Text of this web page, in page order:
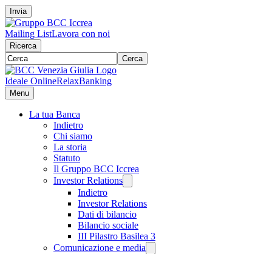
Invia
Mailing ListLavora con noi
Ricerca
Cerca
Ideale OnlineRelaxBanking
Menu
La tua Banca
Indietro
Chi siamo
La storia
Statuto
Il Gruppo BCC Iccrea
Investor Relations
Indietro
Investor Relations
Dati di bilancio
Bilancio sociale
III Pilastro Basilea 3
Comunicazione e media